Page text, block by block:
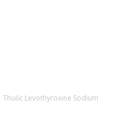
Thuốc Levothyroxine Sodium